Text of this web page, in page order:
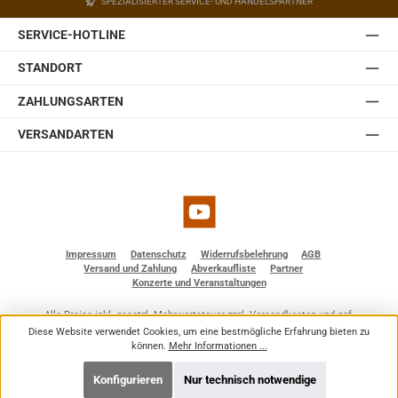
welches in der Wandplatte des Halters eingebaut ist.
Somit lässt sich die JBL Control 1 Pro auch ohne optionale
Zubehörteile einfach und schnell installieren. Sie ist
SERVICE-HOTLINE
STANDORT
ZAHLUNGSARTEN
VERSANDARTEN
YouTube
Impressum Datenschutz Widerrufsbelehrung
AGB
Versand und Zahlung
Abverkaufliste
Partner
Konzerte und Veranstaltungen
Alle Preise inkl. gesetzl. Mehrwertsteuer zzgl.Versandkostenund ggf.
Nachnahmegebühren, wenn nicht anders angegeben.
© 2026 BF - Dienstleistungen - Alle Rechte vorbehalten. Theme by
Diese Website verwendet Cookies, um eine bestmögliche Erfahrung bieten zu
können. Mehr Informationen ...
Nur technisch notwendige
Konfigurieren